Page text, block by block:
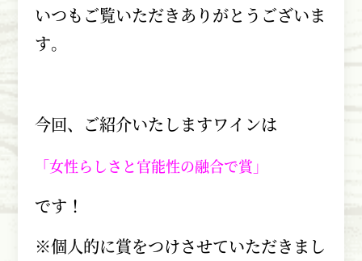
いつもご覧いただきありがとうございま
す。
今回、ご紹介いたしますワインは
「女性らしさと官能性の融合で賞」
です！
※個人的に賞をつけさせていただきまし